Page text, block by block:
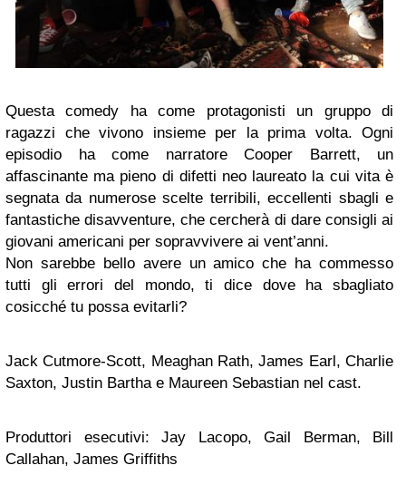
Questa comedy ha come protagonisti un gruppo di
ragazzi che vivono insieme per la prima volta. Ogni
episodio ha come narratore Cooper Barrett, un
affascinante ma pieno di difetti neo laureato la cui vita è
segnata da numerose scelte terribili, eccellenti sbagli e
fantastiche disavventure, che cercherà di dare consigli ai
giovani americani per sopravvivere ai vent’anni.
Non sarebbe bello avere un amico che ha commesso
tutti gli errori del mondo, ti dice dove ha sbagliato
cosicché tu possa evitarli?
Jack Cutmore-Scott, Meaghan Rath, James Earl, Charlie
Saxton, Justin Bartha e Maureen Sebastian nel cast.
Produttori esecutivi: Jay Lacopo, Gail Berman, Bill
Callahan, James Griffiths